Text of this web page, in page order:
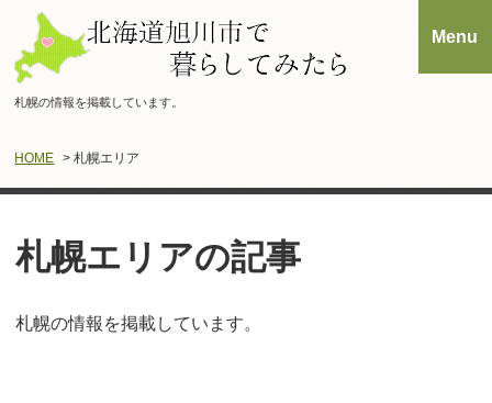
札幌の情報を掲載しています。
HOME > 札幌エリア
札幌エリアの記事
札幌の情報を掲載しています。